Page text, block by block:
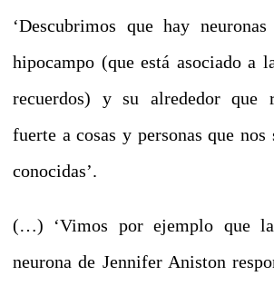
‘Descubrimos que hay
hipocampo (que está asociado a
recuerdos) y su alrededor que
fuerte a cosas y personas que nos
conocidas’.
(…) ‘Vimos por ejemplo que
neurona de Jennifer Aniston